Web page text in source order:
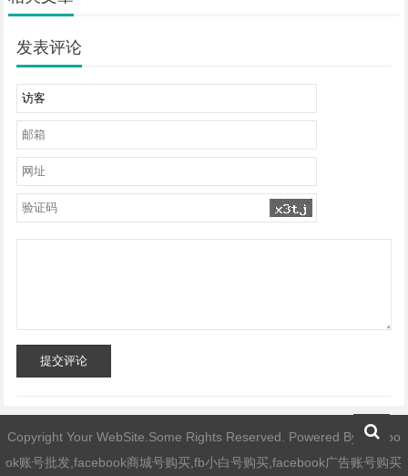
发表评论
提交评论
Copyright Your WebSite.Some Rights Reserved. Powered By
facebo
ok账号批发,facebook商城号购买,fb小白号购买,facebook广告账号购买